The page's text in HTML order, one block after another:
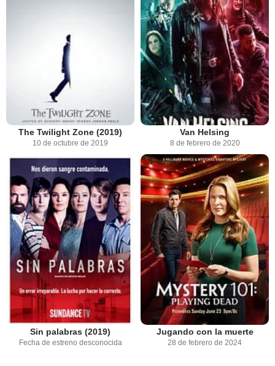
The Twilight Zone (2019)
10 de octubre de 2019
Van Helsing
8 de febrero de 2020
Sin palabras (2019)
Fecha de estreno desconocida
Jugando con la muerte
28 de febrero de 2024